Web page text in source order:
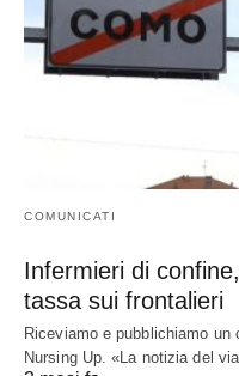
COMUNICATI
Infermieri di
tassa sui frontalieri
Riceviamo e pubblichiamo
Nursing Up. «La notizia del